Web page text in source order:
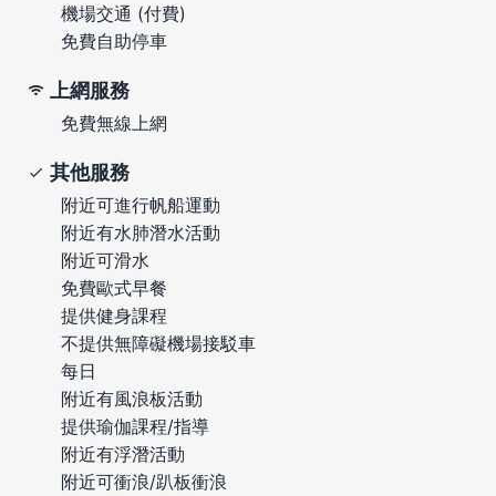
機場交通 (付費)
免費自助停車
上網服務
免費無線上網
其他服務
附近可進行帆船運動
附近有水肺潛水活動
附近可滑水
免費歐式早餐
提供健身課程
不提供無障礙機場接駁車
每日
附近有風浪板活動
提供瑜伽課程/指導
附近有浮潛活動
附近可衝浪/趴板衝浪